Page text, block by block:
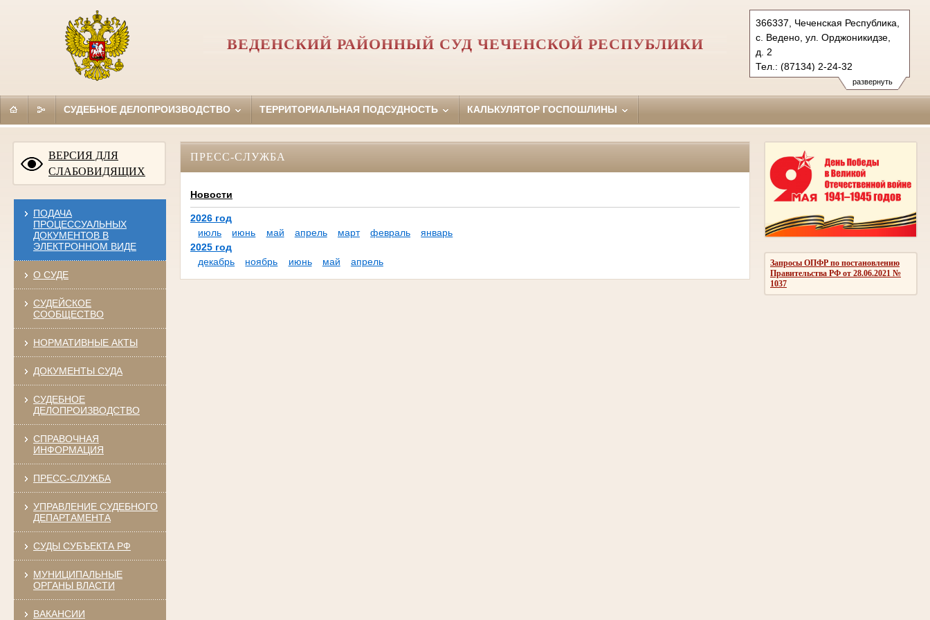
развернуть
366337, Чеченская Республика,
с. Ведено, ул. Орджоникидзе,
д. 2
Тел.: (87134) 2-24-32
vedensky.chn@sudrf.ru vedeno-
r-sud@mail.ru
ВЕДЕНСКИЙ РАЙОННЫЙ СУД ЧЕЧЕНСКОЙ РЕСПУБЛИКИ
СУДЕБНОЕ ДЕЛОПРОИЗВОДСТВО ТЕРРИТОРИАЛЬНАЯ ПОДСУДНОСТЬ КАЛЬКУЛЯТОР ГОСПОШЛИНЫ
ВЕРСИЯ ДЛЯ
СЛАБОВИДЯЩИХ
ПОДАЧА
ПРОЦЕССУАЛЬНЫХ
ДОКУМЕНТОВ В
ЭЛЕКТРОННОМ ВИДЕ
О СУДЕ
СУДЕЙСКОЕ
СООБЩЕСТВО
НОРМАТИВНЫЕ АКТЫ
ДОКУМЕНТЫ СУДА
СУДЕБНОЕ
ДЕЛОПРОИЗВОДСТВО
СПРАВОЧНАЯ
ИНФОРМАЦИЯ
ПРЕСС-СЛУЖБА
УПРАВЛЕНИЕ СУДЕБНОГО
ДЕПАРТАМЕНТА
СУДЫ СУБЪЕКТА РФ
МУНИЦИПАЛЬНЫЕ
ОРГАНЫ ВЛАСТИ
ВАКАНСИИ
Запросы ОПФР по постановлению
Правительства РФ от 28.06.2021 №
1037
ПРЕСС-СЛУЖБА
Новости
2026 год
июль
июнь май апрель март февраль
январь
2025 год
декабрь
ноябрь июнь май апрель